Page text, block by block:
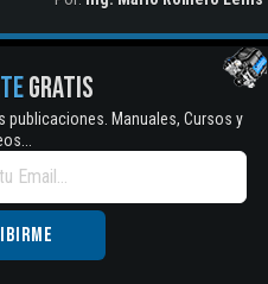
GRATIS
publicaciones. Manuales, Cursos y